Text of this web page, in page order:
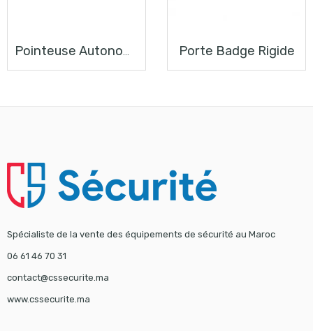
Pointeuse Autonomes F22 Porte Badge Rigide
Spécialiste de la vente des équipements de sécurité au Maroc
06 61 46 70 31
contact@cssecurite.ma
www.cssecurite.ma